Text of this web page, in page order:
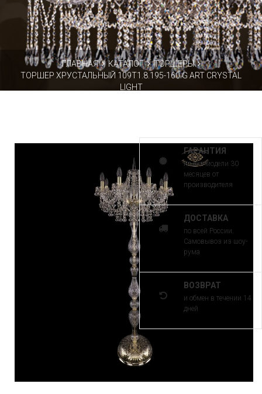
ГЛАВНАЯ КАТАЛОГ
ТОРШЕРЫ
ТОРШЕР ХРУСТАЛЬНЫЙ 109T1.8.195-160.G ART CRYSTAL
LIGHT
ГАРАНТИЯ
на все модели 30
месяцев от
производителя
ДОСТАВКА
по всей России.
Самовывоз из шоу-
рума
ВОЗВРАТ
и обмен в течении 14
дней